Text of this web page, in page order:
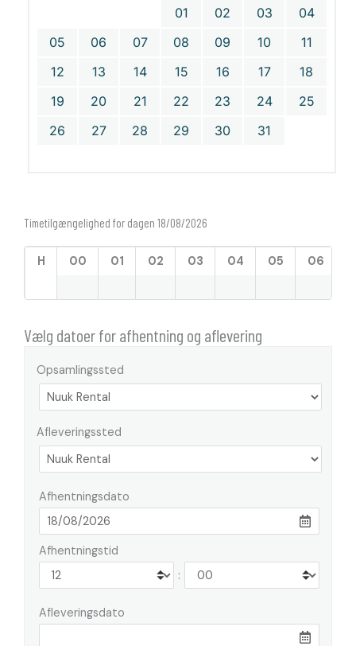
01 02 03
04
05
06 07 08 09 10
11
12
13 14 15 16 17
18
19
20 21 22 23 24
25
26
27 28 29 30 31
Timetilgængelighed for dagen 18/08/2026
H 00 01 02 03 04 05 06
Vælg datoer for afhentning og aflevering
Opsamlingssted
Afleveringssted
Afhentningsdato
Afhentningstid
:
Afleveringsdato